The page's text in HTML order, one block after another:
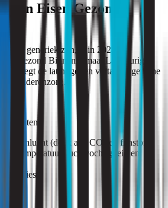
Eisen Gezond
vrij generiek zijn, is in 2024 het
Gezond Binnenklimaat Langdurige
legt de lat hoger en vertaalt algemene
de ouderenzorg.
binnenlucht (denk aan CO₂ en fijnstof),
(temperatuur, luchtvochtigheid en